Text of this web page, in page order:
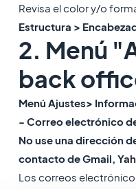
Revisa el color y/o
Estructura >
2. ​Menú
back
Menú Ajustes>
- Correo electrónico
No use una dirección
contacto de Gmail,
Los correos